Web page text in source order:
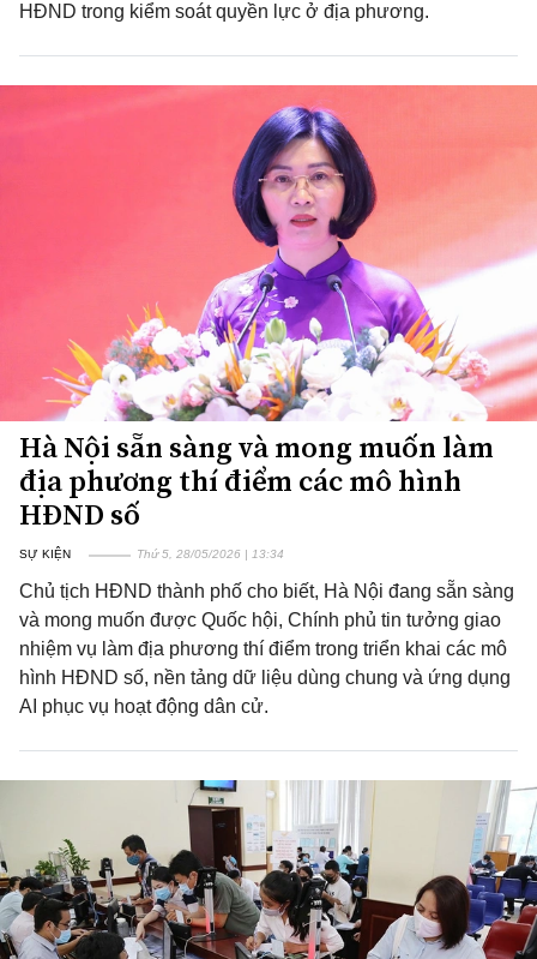
HĐND trong kiểm soát quyền lực ở địa phương.
Hà Nội sẵn sàng và mong muốn làm
địa phương thí điểm các mô hình
HĐND số
SỰ KIỆN Thứ 5, 28/05/2026 | 13:34
Chủ tịch HĐND thành phố cho biết, Hà Nội đang sẵn sàng
và mong muốn được Quốc hội, Chính phủ tin tưởng giao
nhiệm vụ làm địa phương thí điểm trong triển khai các mô
hình HĐND số, nền tảng dữ liệu dùng chung và ứng dụng
AI phục vụ hoạt động dân cử.